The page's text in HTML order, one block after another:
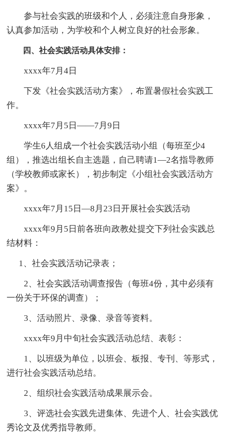
参与社会实践的班级和个人，必须注意自身形象，
认真参加活动，为学校和个人树立良好的社会形象。
四、社会实践活动具体安排：
xxxx年7月4日
下发《社会实践活动方案》，布置暑假社会实践工
作。
xxxx年7月5日——7月9日
学生6人组成一个社会实践活动小组（每班至少4
组），推选出组长自主选题，自己聘请1—2名指导教师
（学校教师或家长），初步制定《小组社会实践活动方
案》。
xxxx年7月15日—8月23日开展社会实践活动
xxxx年9月5日前各班向政教处提交下列社会实践总
结材料：
1、社会实践活动记录表；
2、社会实践活动调查报告（每班4份，其中必须有
一份关于环保的调查）；
3、活动照片、录像、录音等资料。
xxxx年9月中旬社会实践活动总结、表彰：
1、以班级为单位，以班会、板报、专刊、等形式，
进行社会实践活动总结。
2、组织社会实践活动成果展示会。
3、评选社会实践先进集体、先进个人、社会实践优
秀论文及优秀指导教师。